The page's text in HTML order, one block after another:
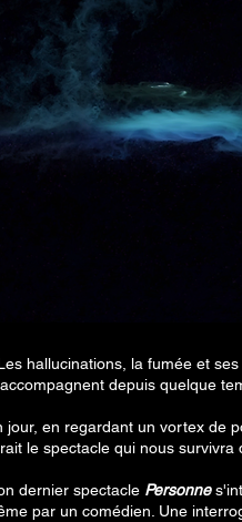
hallucinations, la fumée et
depuis quelque
jour, en regardant un vortex de
le spectacle qui nous survivra
dernier spectacle Personne
par un comédien. Une